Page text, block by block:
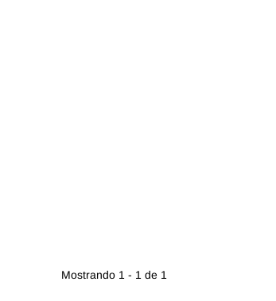
Mostrando 1 - 1 de 1